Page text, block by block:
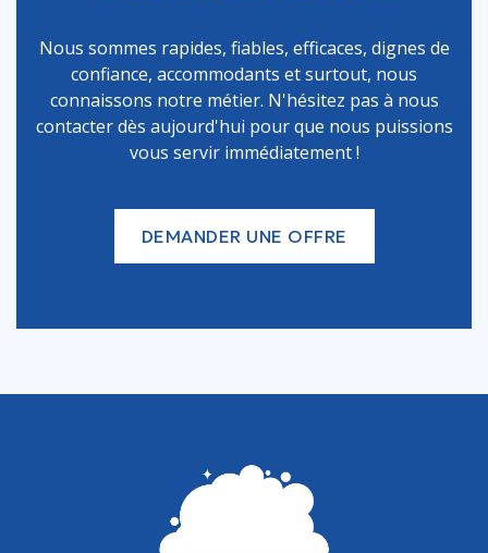
Nous sommes rapides, fiables, efficaces, dignes de
confiance, accommodants et surtout, nous
connaissons notre métier. N'hésitez pas à nous
contacter dès aujourd'hui pour que nous puissions
vous servir immédiatement !
DEMANDER UNE OFFRE